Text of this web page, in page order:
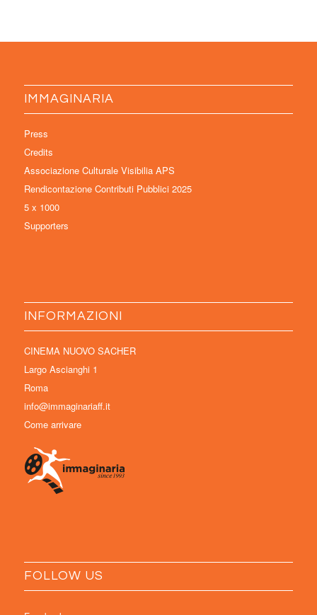
IMMAGINARIA
Press
Credits
Associazione Culturale Visibilia APS
Rendicontazione Contributi Pubblici 2025
5 x 1000
Supporters
INFORMAZIONI
CINEMA NUOVO SACHER
Largo Ascianghi 1
Roma
info@immaginariaff.it
Come arrivare
FOLLOW US